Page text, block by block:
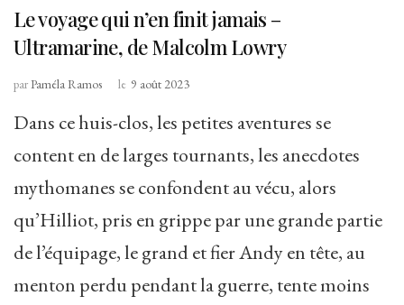
Le voyage qui n’en finit jamais –
Ultramarine, de Malcolm Lowry
parPaméla Ramos le 9 août 2023
Dans ce huis-clos, les petites aventures se
content en de larges tournants, les anecdotes
mythomanes se confondent au vécu, alors
qu’Hilliot, pris en grippe par une grande partie
de l’équipage, le grand et fier Andy en tête, au
menton perdu pendant la guerre, tente moins